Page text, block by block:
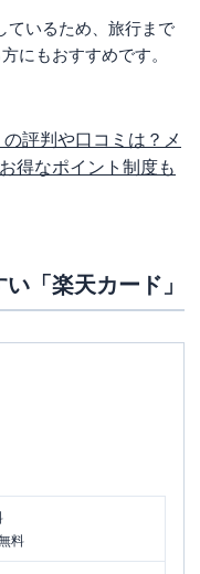
ているため、旅行まで
にもおすすめです。
評判や口コミは？メ
得なポイント制度も
「楽天カード」
料